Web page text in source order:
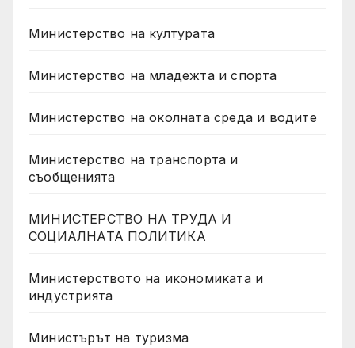
Министерство на културата
Министерство на младежта и спорта
Министерство на околната среда и водите
Министерство на транспорта и
съобщенията
МИНИСТЕРСТВО НА ТРУДА И
СОЦИАЛНАТА ПОЛИТИКА
Министерството на икономиката и
индустрията
Министърът на туризма